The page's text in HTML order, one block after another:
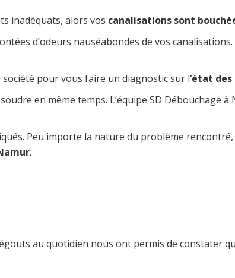
inadéquats, alors vos canalisations sont
d’odeurs nauséabondes de vos
pour vous faire un diagnostic sur l’état
en même temps. L’équipe SD Débouchage
Peu importe la nature du problème
.
au quotidien nous ont permis de constater